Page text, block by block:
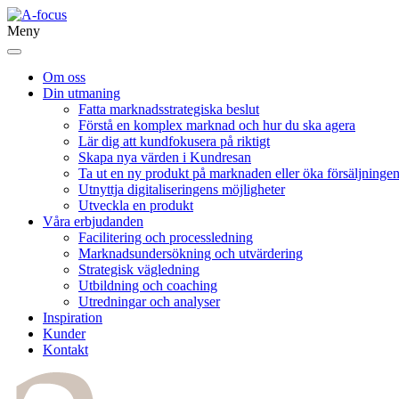
Meny
Om oss
Din utmaning
Fatta marknadsstrategiska beslut
Förstå en komplex marknad och hur du ska agera
Lär dig att kundfokusera på riktigt
Skapa nya värden i Kundresan
Ta ut en ny produkt på marknaden eller öka
Utnyttja digitaliseringens möjligheter
Utveckla en produkt
Våra erbjudanden
Facilitering och processledning
Marknadsundersökning och utvärdering
Strategisk vägledning
Utbildning och coaching
Utredningar och analyser
Inspiration
Kunder
Kontakt